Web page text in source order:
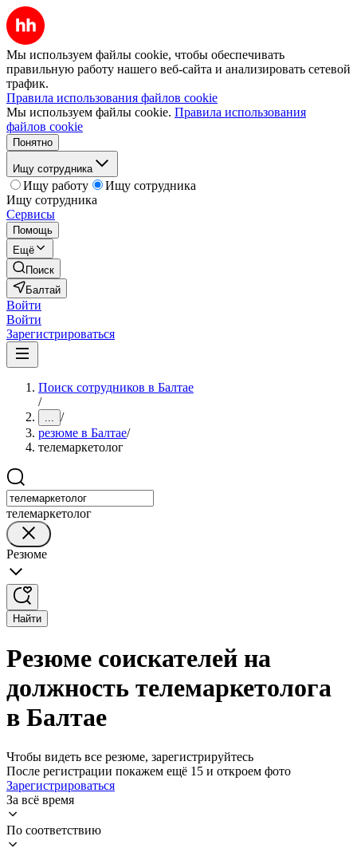
Мы используем файлы cookie, чтобы обеспечивать
правильную работу нашего веб-сайта и анализировать сетевой
трафик.
Правила использования файлов cookie
Мы используем файлы cookie. Правила использования
файлов cookie
Понятно
Ищу сотрудника
Ищу работу
Ищу сотрудника
Ищу сотрудника
Сервисы
Помощь
Ещё
Поиск
Балтай
Войти
Войти
Зарегистрироваться
Поиск сотрудников в Балтае
/
... /
резюме в Балтае/
телемаркетолог
телемаркетолог
Резюме
Найти
Резюме соискателей на
должность телемаркетолога
в Балтае
Чтобы видеть все резюме, зарегистрируйтесь
После регистрации покажем ещё 15 и откроем фото
Зарегистрироваться
За всё время
По соответствию